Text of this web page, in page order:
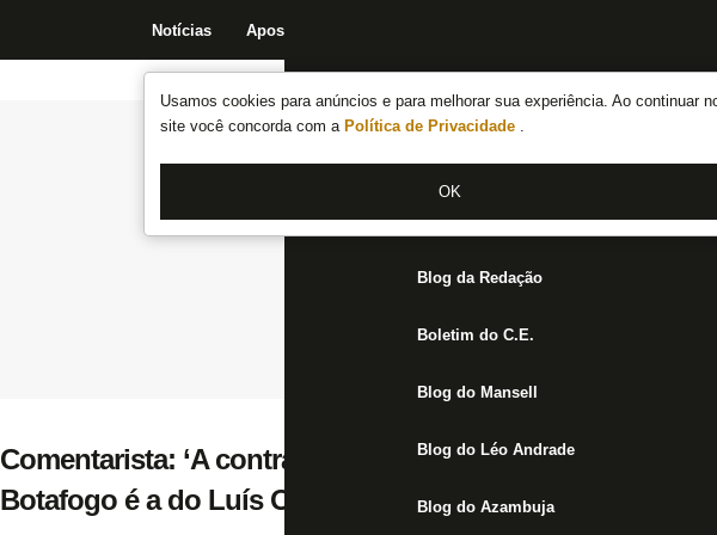
Usamos cookies para anúncios e para melhorar sua experiência. Ao continuar
site você concorda com a Política de Privacidade .
OK
Notícias Apostas
Notícias do Botafogo
Fórum
Jogos
Blog da Redação
Boletim do C.E.
Blog do Mansell
Blog do Léo Andrade
Blog do Azambuja
Comentarista: ‘A contratação que mais empolga o
Botafogo é a do Luís Oyama’